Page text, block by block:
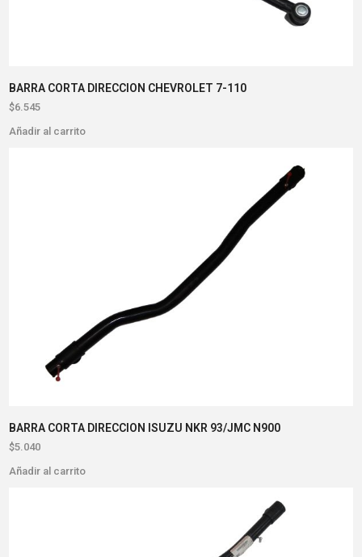
BARRA CORTA DIRECCION CHEVROLET 7-110
$6.545
Añadir al carrito
BARRA CORTA DIRECCION ISUZU NKR 93/JMC N900
$5.040
Añadir al carrito